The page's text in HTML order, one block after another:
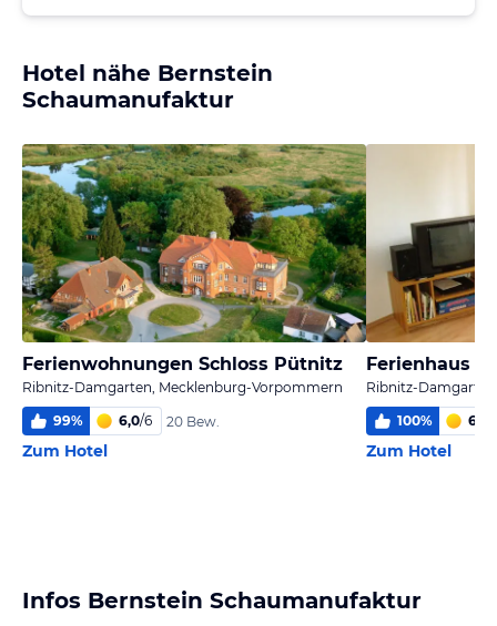
Hotel nähe Bernstein
Schaumanufaktur
Ferienwohnungen Schloss Pütnitz
Ribnitz-Damgarten, Mecklenburg-Vorpommern
99% 6,0/6 20 Bew.
Zum Hotel
Ferienhaus
Ribnitz-
100% 6
Zum Hotel
Infos Bernstein Schaumanufaktur